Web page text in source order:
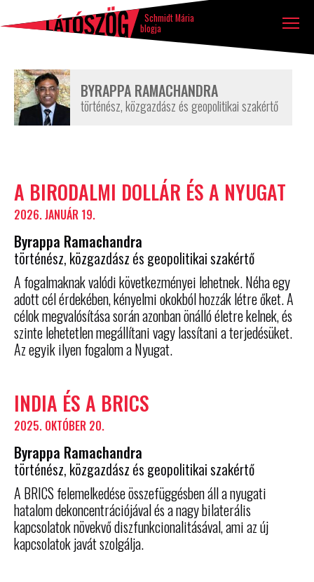
Látószög
blog Schmidt Mária
blogja
Tovább a tartalomhoz
Ugrás a lábléchez
BYRAPPA RAMACHANDRA
történész, közgazdász és geopolitikai szakértő
Szerző
írásai
A BIRODALMI DOLLÁR ÉS A NYUGAT
2026. JANUÁR 19.
Byrappa Ramachandra
történész, közgazdász és geopolitikai szakértő
A fogalmaknak valódi következményei lehetnek. Néha egy
adott cél érdekében, kényelmi okokból hozzák létre őket. A
célok megvalósítása során azonban önálló életre kelnek, és
szinte lehetetlen megállítani vagy lassítani a terjedésüket.
Az egyik ilyen fogalom a Nyugat.
INDIA ÉS A BRICS
2025. OKTÓBER 20.
Byrappa Ramachandra
történész, közgazdász és geopolitikai szakértő
A BRICS felemelkedése összefüggésben áll a nyugati
hatalom dekoncentrációjával és a nagy bilaterális
kapcsolatok növekvő diszfunkcionalitásával, ami az új
kapcsolatok javát szolgálja.